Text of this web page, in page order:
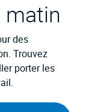
matin
des
Trouvez
porter les